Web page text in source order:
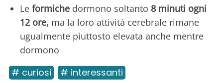
Le formiche dormono soltanto 8 minuti ogni
12 ore, ma la loro attività cerebrale rimane
ugualmente piuttosto elevata anche mentre
dormono
# curiosi # interessanti